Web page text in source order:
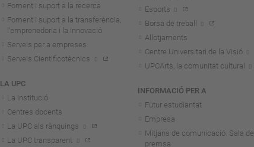
Foment i suport a la recerca
Foment i suport a la transferència,
l'emprenedoria i la innovació
Serveis per a empreses
Serveis Cientificotècnics
LA UPC
La institució
Centres docents
La UPC als rànquings
La UPC transparent
Esports
Borsa de treball
Allotjaments
Centre Universitari de la Visió
UPCArts, la comunitat cultural
INFORMACIÓ PER A
Futur estudiantat
Empresa
Mitjans de comunicació. Sala de
premsa